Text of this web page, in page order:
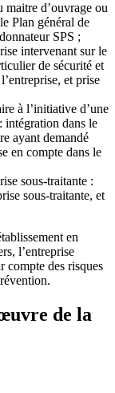
d’ouvrage ou
Plan général de
SPS ;
intervenant sur le
de sécurité et
et prise
à l’initiative d’une
intégration dans le
ayant demandé
en compte dans le
sous-traitante :
sous-traitante, et
en
l’entreprise
compte des risques
de la